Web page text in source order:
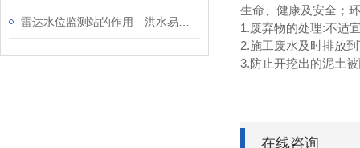
生命、健康及安全；
1.废弃物的处理:不适
2.施工废水及时排放
3.防止开挖出的泥土
在线咨询